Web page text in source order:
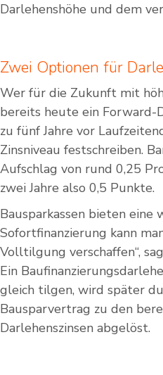
Darlehenshöhe und dem
Zwei Optionen für
Wer für die Zukunft mit
bereits heute ein Forward-
zu fünf Jahre vor
Zinsniveau festschreiben.
Aufschlag von rund 0,25
zwei Jahre also 0,5 Punkte.
Bausparkassen bieten eine
Sofortfinanzierung kann
Volltilgung verschaffen“,
Ein
gleich tilgen, wird später
Bausparvertrag zu den
Darlehenszinsen abgelöst.